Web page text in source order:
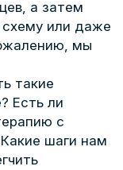
а затем
или даже
мы
такие
Есть ли
с
шаги нам